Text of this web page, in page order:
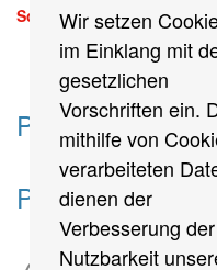
Wir setzen
im Einklang mit
gesetzlichen
Vorschriften ein.
mithilfe von
verarbeiteten
dienen der
Verbesserung der
Nutzbarkeit
Sonntag, 13. September
Partner des
Partner von